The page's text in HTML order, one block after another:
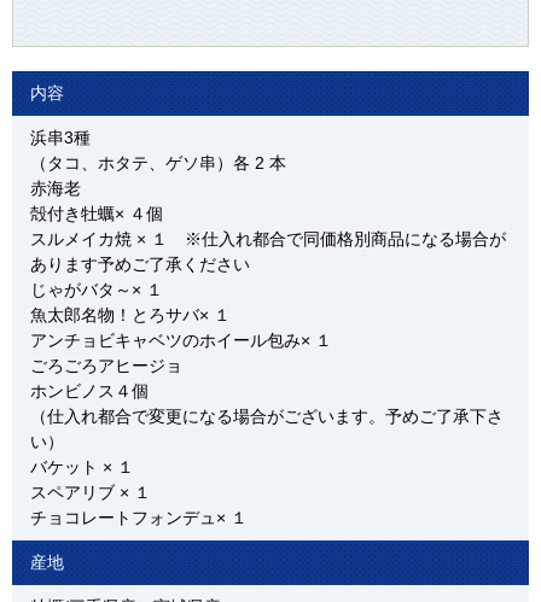
内容
浜串3種
（タコ、ホタテ、ゲソ串）各 2 本
赤海老
殻付き牡蠣× ４個
スルメイカ焼 × １ ※仕入れ都合で同価格別商品になる場合が
あります予めご了承ください
じゃがバタ～× １
魚太郎名物！とろサバ× １
アンチョビキャベツのホイール包み× １
ごろごろアヒージョ
ホンビノス４個
（仕入れ都合で変更になる場合がございます。予めご了承下さ
い）
バケット × １
スペアリブ × １
チョコレートフォンデュ× １
産地